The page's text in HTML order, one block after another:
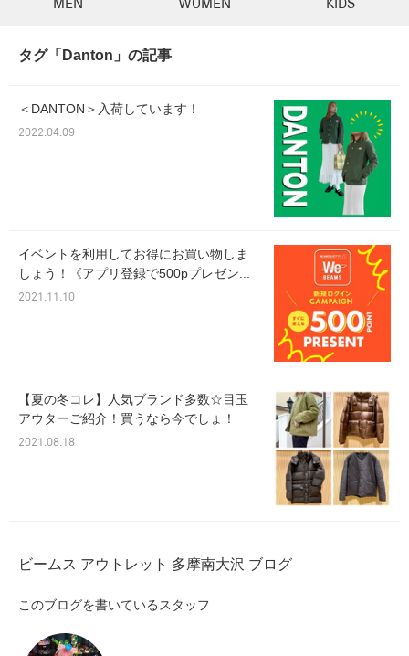
MEN WOMEN KIDS
タグ「Danton」の記事
＜DANTON＞入荷しています！
2022.04.09
イベントを利用してお得にお買い物しま
しょう！《アプリ登録で500pプレゼン...
2021.11.10
【夏の冬コレ】人気ブランド多数☆目玉
アウターご紹介！買うなら今でしょ！
2021.08.18
ビームス アウトレット 多摩南大沢 ブログ
このブログを書いているスタッフ